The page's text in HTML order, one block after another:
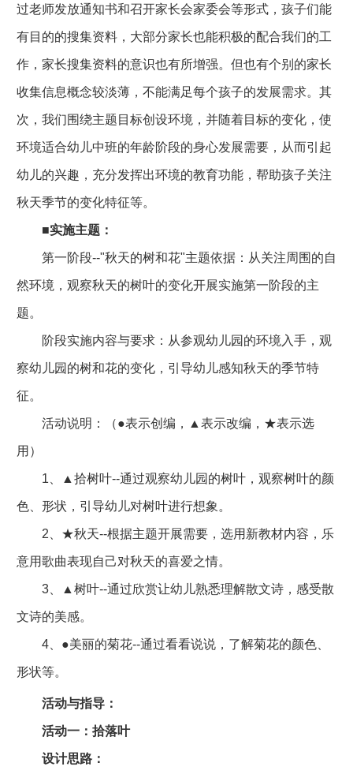
过老师发放通知书和召开家长会家委会等形式，孩子们能
有目的的搜集资料，大部分家长也能积极的配合我们的工
作，家长搜集资料的意识也有所增强。但也有个别的家长
收集信息概念较淡薄，不能满足每个孩子的发展需求。其
次，我们围绕主题目标创设环境，并随着目标的变化，使
环境适合幼儿中班的年龄阶段的身心发展需要，从而引起
幼儿的兴趣，充分发挥出环境的教育功能，帮助孩子关注
秋天季节的变化特征等。
■实施主题：
第一阶段--"秋天的树和花"主题依据：从关注周围的自
然环境，观察秋天的树叶的变化开展实施第一阶段的主
题。
阶段实施内容与要求：从参观幼儿园的环境入手，观
察幼儿园的树和花的变化，引导幼儿感知秋天的季节特
征。
活动说明：（●表示创编，▲表示改编，★表示选
用）
1、▲拾树叶--通过观察幼儿园的树叶，观察树叶的颜
色、形状，引导幼儿对树叶进行想象。
2、★秋天--根据主题开展需要，选用新教材内容，乐
意用歌曲表现自己对秋天的喜爱之情。
3、▲树叶--通过欣赏让幼儿熟悉理解散文诗，感受散
文诗的美感。
4、●美丽的菊花--通过看看说说，了解菊花的颜色、
形状等。
活动与指导：
活动一：拾落叶
设计思路：